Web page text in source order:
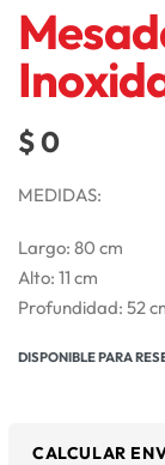
$0
MEDIDAS:
Largo: 80 cm
Alto: 11 cm
Profundidad: 52
DISPONIBLE PARA
CALCULAR